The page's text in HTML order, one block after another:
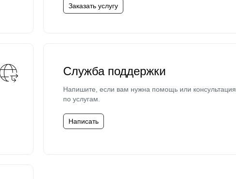
Заказать услугу
Служба поддержки
Напишите, если вам нужна помощь или консультация
по услугам.
Написать